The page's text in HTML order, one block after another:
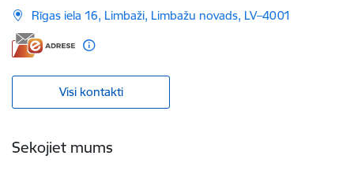
Rīgas iela 16, Limbaži, Limbažu novads, LV–4001
Visi kontakti
Sekojiet mums